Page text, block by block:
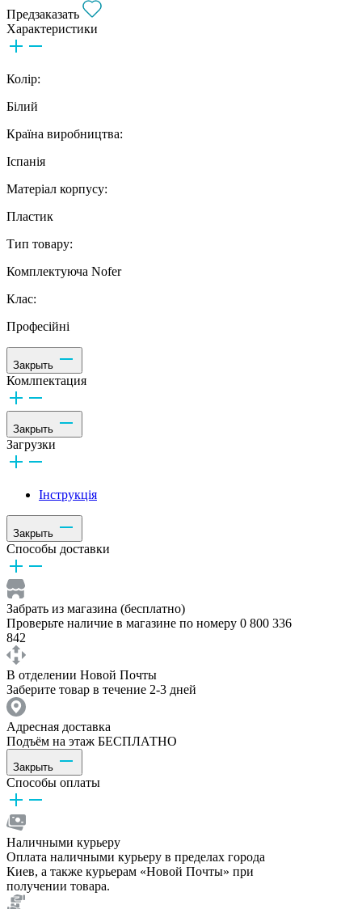
Предзаказать
Характеристики
Колір:
Білий
Країна виробництва:
Іспанія
Матеріал корпусу:
Пластик
Тип товару:
Комплектуюча Nofer
Клас:
Професійні
Закрыть
Комлпектация
Закрыть
Загрузки
Інструкція
Закрыть
Способы доставки
Забрать из магазина (бесплатно)
Проверьте наличие в магазине по номеру 0 800 336
842
В отделении Новой Почты
Заберите товар в течение 2-3 дней
Адресная доставка
Подъём на этаж БЕСПЛАТНО
Закрыть
Способы оплаты
Наличными курьеру
Оплата наличными курьеру в пределах города
Киев, а также курьерам «Новой Почты» при
получении товара.